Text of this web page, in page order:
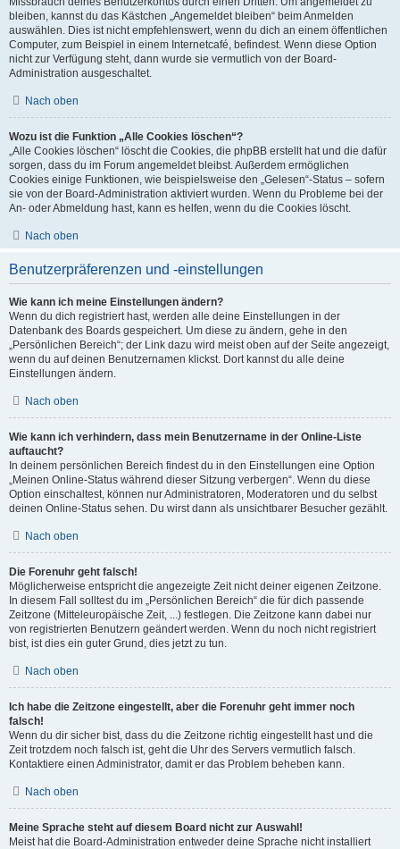
bleiben, kannst du das Kästchen „Angemeldet bleiben“ beim Anmelden
auswählen. Dies ist nicht empfehlenswert, wenn du dich an einem öffentlichen
Computer, zum Beispiel in einem Internetcafé, befindest. Wenn diese Option
nicht zur Verfügung steht, dann wurde sie vermutlich von der Board-
Administration ausgeschaltet.
Nach oben
Wozu ist die Funktion „Alle Cookies löschen“?
„Alle Cookies löschen“ löscht die Cookies, die phpBB erstellt hat und die dafür
sorgen, dass du im Forum angemeldet bleibst. Außerdem ermöglichen
Cookies einige Funktionen, wie beispielsweise den „Gelesen“-Status – sofern
sie von der Board-Administration aktiviert wurden. Wenn du Probleme bei der
An- oder Abmeldung hast, kann es helfen, wenn du die Cookies löscht.
Nach oben
Benutzerpräferenzen und -einstellungen
Wie kann ich meine Einstellungen ändern?
Wenn du dich registriert hast, werden alle deine Einstellungen in der
Datenbank des Boards gespeichert. Um diese zu ändern, gehe in den
„Persönlichen Bereich“; der Link dazu wird meist oben auf der Seite angezeigt,
wenn du auf deinen Benutzernamen klickst. Dort kannst du alle deine
Einstellungen ändern.
Nach oben
Wie kann ich verhindern, dass mein Benutzername in der Online-Liste
auftaucht?
In deinem persönlichen Bereich findest du in den Einstellungen eine Option
„Meinen Online-Status während dieser Sitzung verbergen“. Wenn du diese
Option einschaltest, können nur Administratoren, Moderatoren und du selbst
deinen Online-Status sehen. Du wirst dann als unsichtbarer Besucher gezählt.
Nach oben
Die Forenuhr geht falsch!
Möglicherweise entspricht die angezeigte Zeit nicht deiner eigenen Zeitzone.
In diesem Fall solltest du im „Persönlichen Bereich“ die für dich passende
Zeitzone (Mitteleuropäische Zeit, ...) festlegen. Die Zeitzone kann dabei nur
von registrierten Benutzern geändert werden. Wenn du noch nicht registriert
bist, ist dies ein guter Grund, dies jetzt zu tun.
Nach oben
Ich habe die Zeitzone eingestellt, aber die Forenuhr geht immer noch
falsch!
Wenn du dir sicher bist, dass du die Zeitzone richtig eingestellt hast und die
Zeit trotzdem noch falsch ist, geht die Uhr des Servers vermutlich falsch.
Kontaktiere einen Administrator, damit er das Problem beheben kann.
Nach oben
Meine Sprache steht auf diesem Board nicht zur Auswahl!
Meist hat die Board-Administration entweder deine Sprache nicht installiert